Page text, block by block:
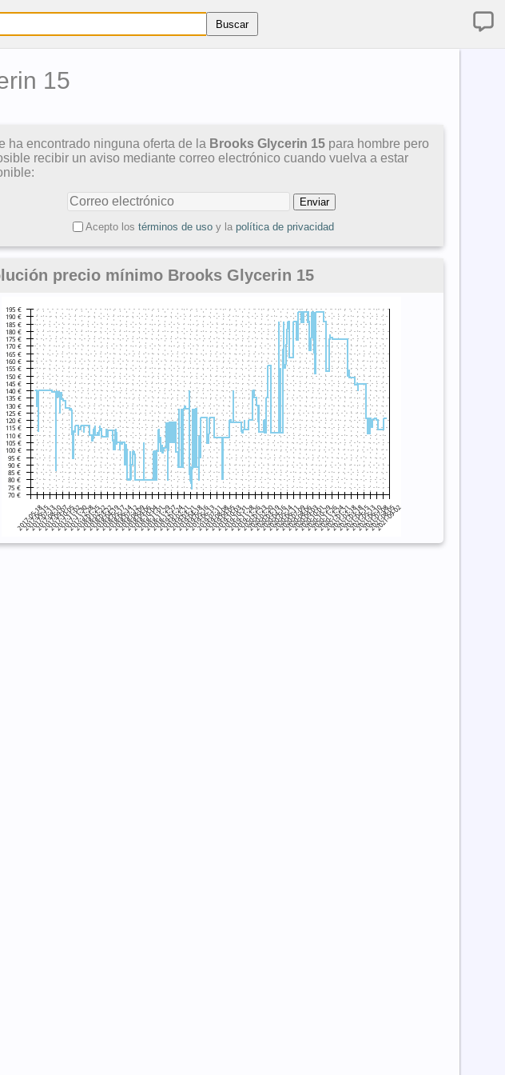
15
ha encontrado ninguna oferta de la Brooks Glycerin 15 para hombre pero
recibir un aviso mediante correo electrónico cuando vuelva a estar
Acepto los términos de usoy la política de privacidad
precio mínimo Brooks Glycerin 15